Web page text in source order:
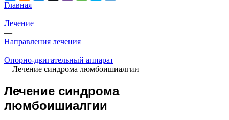
Главная
—
Лечение
—
Направления лечения
—
Опорно-двигательный аппарат
—Лечение синдрома люмбоишиалгии
Лечение синдрома
люмбоишиалгии